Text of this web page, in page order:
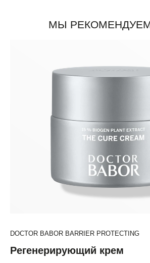
МЫ
DOCTOR BABOR BARRIER PROTECTING
Регенерирующий крем